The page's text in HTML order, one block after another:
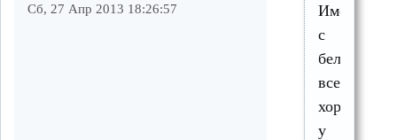
Сб, 27 Апр 2013 18:26:57
Именно
с
белым
все
хорошо
у